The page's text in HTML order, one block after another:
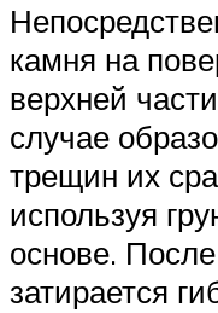
камня на
верхней
случае
трещин их
используя
основе.
затирается